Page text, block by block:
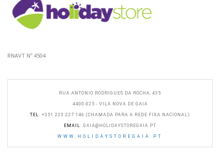
RNAVT Nº 4504
RUA ANTONIO RODRIGUES DA ROCHA, 435
4400-025 - VILA NOVA DE GAIA
TEL : +351 223 227 146 (CHAMADA PARA A REDE FIXA NACIONAL)
EMAIL : GAIA@HOLIDAYSTOREGAIA.PT
WWW.HOLIDAYSTOREGAIA.PT